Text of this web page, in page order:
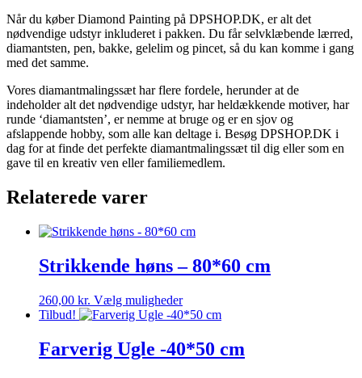
Når du køber Diamond Painting på DPSHOP.DK, er alt det
nødvendige udstyr inkluderet i pakken. Du får selvklæbende lærred,
diamantsten, pen, bakke, gelelim og pincet, så du kan komme i gang
med det samme.
Vores diamantmalingssæt har flere fordele, herunder at de
indeholder alt det nødvendige udstyr, har heldækkende motiver, har
runde ‘diamantsten’, er nemme at bruge og er en sjov og
afslappende hobby, som alle kan deltage i. Besøg DPSHOP.DK i
dag for at finde det perfekte diamantmalingssæt til dig eller som en
gave til en kreativ ven eller familiemedlem.
Relaterede varer
Strikkende høns – 80*60 cm
260,00 kr. Vælg mulighederDette
vare
flere
varianter.
Tilbud!
Farverig Ugle -40*50 cm